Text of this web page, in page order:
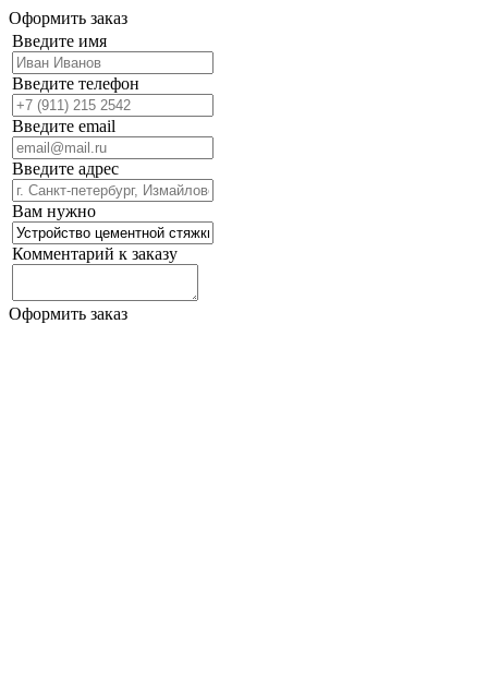
Оформить заказ
Введите имя
Введите телефон
Введите email
Введите адрес
Вам нужно
Комментарий к заказу
Оформить заказ